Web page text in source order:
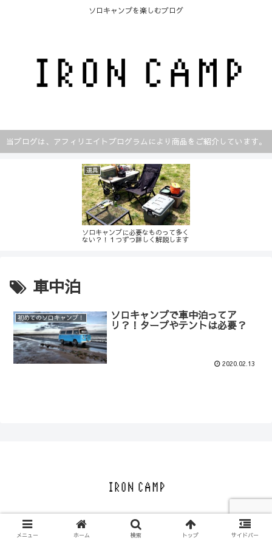
ソロキャンプを楽しむブログ
当ブログは、アフィリエイトプログラムにより商品をご紹介しています。
道具
ソロキャンプに必要なものって多く
ない？！１つずつ詳しく解説します
車中泊
初めてのソロキャンプ！ ソロキャンプで車中泊ってア
リ？！タープやテントは必要？
2020.02.13
© 2020 IRON CAMP.
メニュー ホーム 検索 トップ サイドバー